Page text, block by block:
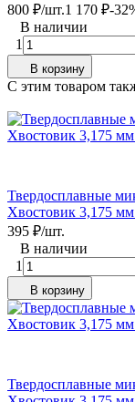
800 ₽/шт.1 170 ₽-
В наличии
1
В корзину
C этим товаром
Твердосплавные
Хвостовик 3,175
395 ₽/шт.
В наличии
1
В корзину
Твердосплавные